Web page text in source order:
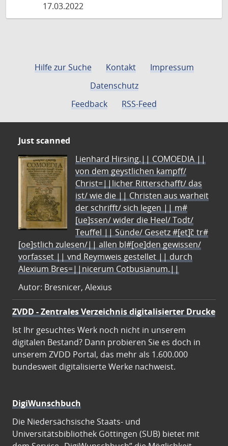
17.03.2022
Hilfe zur Suche Kontakt
Impressum
Datenschutz
Feedback
RSS-Feed
Just scanned
Lienhard Hirsing.|| COMOEDIA ||
von dem geystlichen kampff/
Christ=||licher Ritterschafft/ das
ist/ wie die || Christen aus warheit
der schrifft/ sich legen || m#
[ue]ssen/ wider die Heel/ Todt/
Teuffel || Sünde/ Gesetz #[et]c̃ tr#
[oe]stlich zulesen/|| allen bl#[oe]den gewissen/
vorfasset || vnd Reymweis gestellet || durch
Alexium Bres=||nicerum Cotbusianum.||
Autor: Bresnicer, Alexius
ZVDD - Zentrales Verzeichnis digitalisierter Drucke
Ist Ihr gesuchtes Werk noch nicht in unserem
digitalen Bestand? Dann probieren Sie es doch in
unserem ZVDD Portal, das mehr als 1.600.000
bundesweit digitalisierte Werke nachweist.
DigiWunschbuch
Die Niedersächsische Staats- und
Universitätsbibliothek Göttingen (SUB) bietet mit